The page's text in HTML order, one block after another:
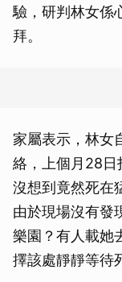
驗，研判林女係
拜。
家屬表示，林女
絡，上個月28日
沒想到竟然死在
由於現場沒有發
樂園？有人載她
擇該處靜靜等待